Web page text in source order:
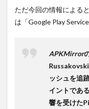
ただ今回の情報による
は「Google Play
APKMirror
ッシュを追
イントであ
響を受けた